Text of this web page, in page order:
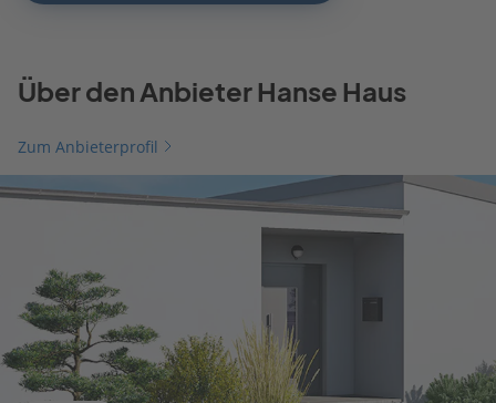
Über den Anbieter Hanse Haus
Zum Anbieterprofil